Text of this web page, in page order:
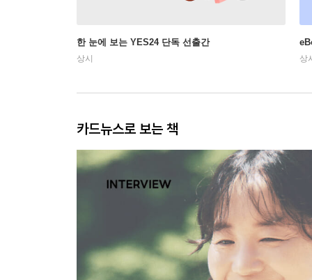
한 눈에 보는 YES24 단독 선출간
상시 상
카드뉴스로 보는 책